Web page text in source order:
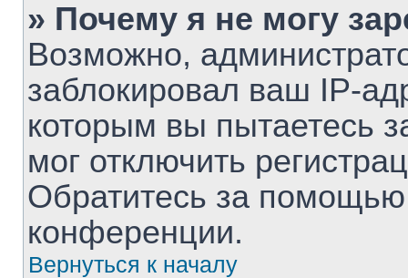
» Почему я не могу
Возможно,
заблокировал ваш IP-
которым вы пытаетесь
мог отключить
Обратитесь за помощью
конференции.
Вернуться к началу